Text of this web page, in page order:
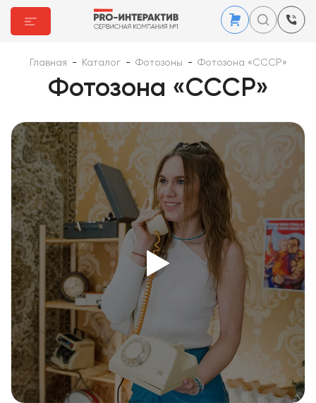
Главная - Каталог - Фотозоны - Фотозона «СССР»
Фотозона «СССР»